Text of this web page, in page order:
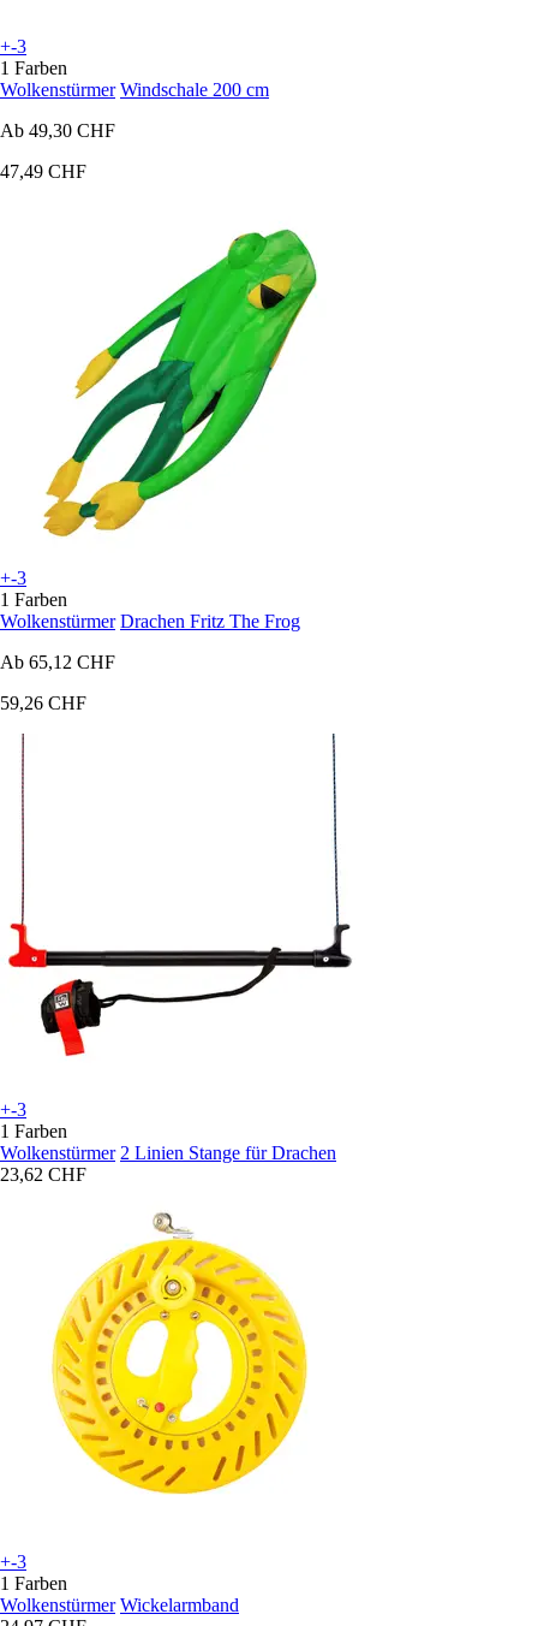
+-3
1 Farben
Wolkenstürmer Windschale 200 cm
Ab 49,30 CHF
47,49 CHF
+-3
1 Farben
Wolkenstürmer Drachen Fritz The Frog
Ab 65,12 CHF
59,26 CHF
+-3
1 Farben
Wolkenstürmer 2 Linien Stange für Drachen
23,62 CHF
+-3
1 Farben
Wolkenstürmer Wickelarmband